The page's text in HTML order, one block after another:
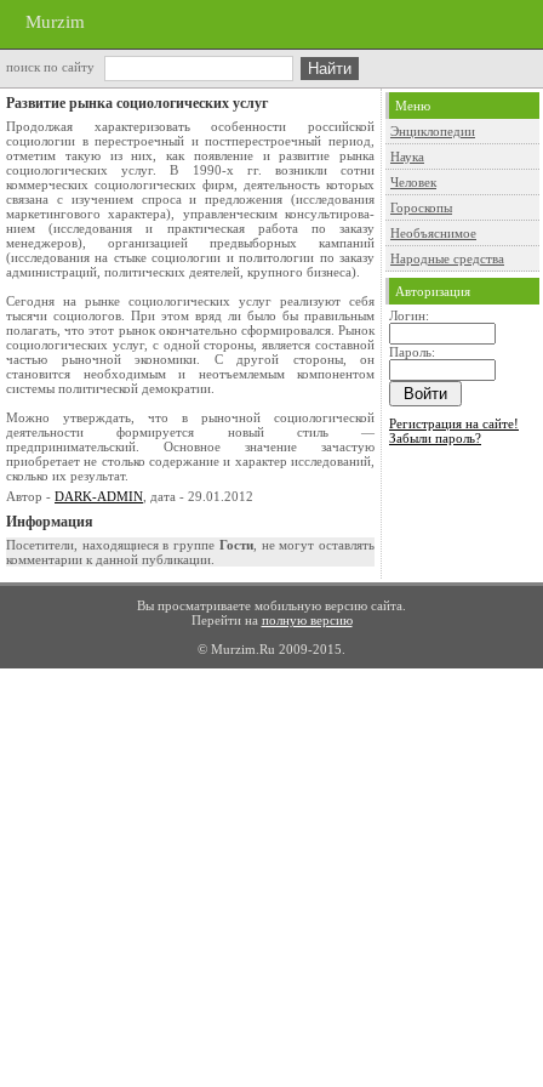
Murzim
поиск по сайту
Развитие рынка социологических услуг
Продолжая характеризовать особенности российской
социологии в перестро­ечный и постперестроечный период,
отметим такую из них, как появление и развитие рынка
социологических услуг. В 1990-х гг. возникли сотни
коммерческих социологиче­ских фирм, деятельность которых
связана с изучением спроса и предложения (исследования
маркетингового характера), управленческим консультирова­
нием (исследования и практическая работа по заказу
менеджеров), организа­цией предвыборных кампаний
(исследования на стыке социологии и полито­логии по заказу
администраций, политических деятелей, крупного бизнеса).
Сегодня на рынке социологических услуг реализуют себя
тысячи соци­ологов. При этом вряд ли было бы правиль­ным
полагать, что этот рынок окончательно сформировался. Рынок
соци­ологических услуг, с одной стороны, является составной
частью рыночной экономики. С другой стороны, он
становится необходимым и неотъемле­мым компонентом
системы политической демократии.
Можно утверждать, что в рыночной социологической
деятельности фор­мируется новый стиль —
предпринимательский. Основное значение зачас­тую
приобретает не столько содержание и характер исследований,
сколько их результат.
Автор - DARK-ADMIN , дата - 29.01.2012
Информация
Посетители, находящиеся в группе Гости, не могут оставлять
комментарии к данной публикации.
Меню
Энциклопедии
Наука
Человек
Гороскопы
Необъяснимое
Народные средства
Авторизация
Логин:
Пароль:
Регистрация на сайте!
Забыли пароль?
Вы просматриваете мобильную версию сайта.
Перейти на полную версию
© Murzim.Ru 2009-2015.